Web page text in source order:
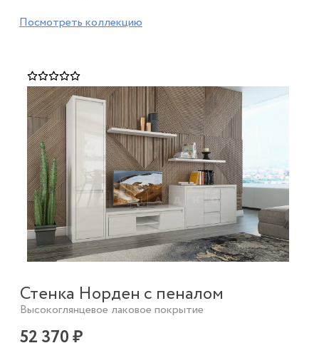
Посмотреть коллекцию
Стенка Норден с пеналом
Высокоглянцевое лаковое покрытие
52 370 ₽